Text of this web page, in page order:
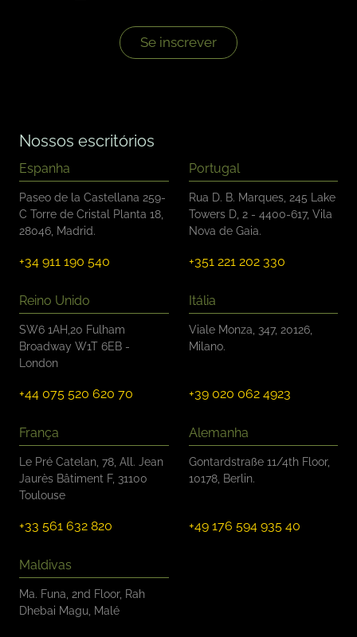
l
e
ç
ã
o
*
Se inscrever
Nossos escritórios
Espanha
Paseo de la Castellana 259-
C Torre de Cristal Planta 18,
28046, Madrid.
+34 911 190 540
Portugal
Rua D. B. Marques, 245 Lake
Towers D, 2 - 4400-617, Vila
Nova de Gaia.
+351 221 202 330
Reino Unido
SW6 1AH,20 Fulham
Broadway W1T 6EB -
London
+44 075 520 620 70
Itália
Viale Monza, 347, 20126,
Milano.
+39 020 062 4923
França
Le Pré Catelan, 78, All. Jean
Jaurès Bâtiment F, 31100
Toulouse
+33 561 632 820
Alemanha
Gontardstraße 11/4th Floor,
10178, Berlin.
+49 176 594 935 40
Maldivas
Ma. Funa, 2nd Floor, Rah
Dhebai Magu, Malé